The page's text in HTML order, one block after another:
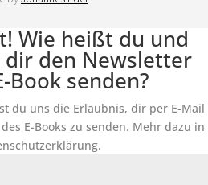
Wie heißt du und
den Newsletter
Book senden?
du uns die Erlaubnis, dir per E-Mail
E-Books zu senden. Mehr dazu in